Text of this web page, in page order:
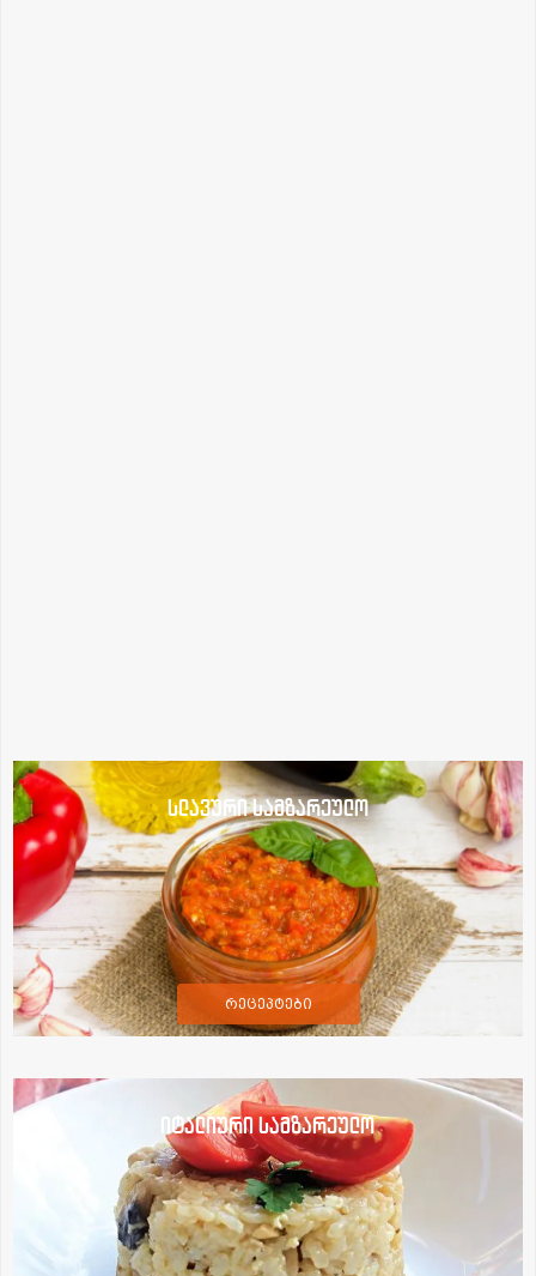
სლავური სამზარეულო
რეცეპტები
იტალიური სამზარეულო